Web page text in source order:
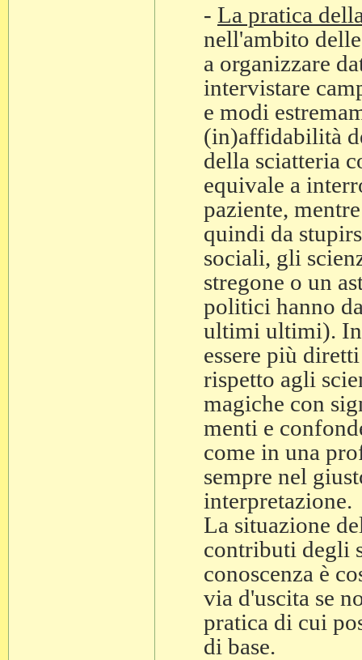
- La pratica
nell'ambito
a organizzare
intervistare
e modi
(in)affidabilità
della sciatteria
equivale a
paziente,
quindi da
sociali, gli
stregone o un
politici hanno
ultimi ultimi).
essere più
rispetto agli
magiche con
menti e
come in una
sempre nel
interpretazione.
La situazione
contributi degli
conoscenza è
via d'uscita se
pratica di cui
di base.